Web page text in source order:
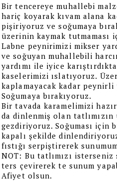
Bir tencereye muhallebi
hariç koyarak kıvam alana
pişiriyoruz ve soğumaya
üzerinin kaymak tutmaması
Labne peynirimizi mikser
ve soğuyan muhallebili
yardımı ile iyice
kaselerimizi ıslatıyoruz.
kaplamayacak kadar peynirli
Soğumaya bırakıyoruz.
Bir tavada karamelimizi
da dinlenmiş olan tatlımızın
gezdiriyoruz. Soğuması için
kapalı şekilde
fıstığı serpiştirerek
NOT: Bu tatlımızı
ters çevirerek te sunum
Afiyet olsun.